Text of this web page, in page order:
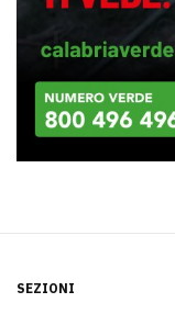
SEZIONI